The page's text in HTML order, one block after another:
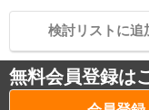
検討リストに追
無料会員登録は